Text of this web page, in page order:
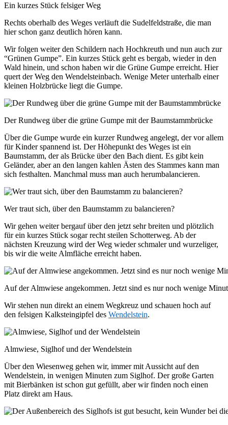
Ein kurzes Stück felsiger Weg
Rechts oberhalb des Weges verläuft die Sudelfeldstraße, die man
hier schon ganz deutlich hören kann.
Wir folgen weiter den Schildern nach Hochkreuth und nun auch zur
“Grünen Gumpe”. Ein kurzes Stück geht es bergab, wieder in den
Wald hinein, und schon haben wir die Grüne Gumpe erreicht. Hier
quert der Weg den Wendelsteinbach. Wenige Meter unterhalb einer
kleinen Holzbrücke liegt die Gumpe.
Der Rundweg über die grüne Gumpe mit der Baumstammbrücke
Über die Gumpe wurde ein kurzer Rundweg angelegt, der vor allem
für Kinder spannend ist. Der Höhepunkt des Weges ist ein
Baumstamm, der als Brücke über den Bach dient. Es gibt kein
Geländer, aber an den langen kahlen Ästen des Stammes kann man
sich festhalten. Manchmal muss man auch herumbalancieren.
Wer traut sich, über den Baumstamm zu balancieren?
Wir gehen weiter bergauf über den jetzt sehr breiten und plötzlich
für ein kurzes Stück sogar recht steilen Schotterweg. Ab der
nächsten Kreuzung wird der Weg wieder schmaler und wurzeliger,
bis wir die weite Almfläche erreicht haben.
Auf der Almwiese angekommen. Jetzt sind es nur noch wenige
Wir stehen nun direkt an einem Wegkreuz und schauen hoch auf
den felsigen Kalksteingipfel des Wendelstein.
Almwiese, Siglhof und der Wendelstein
Über den Wiesenweg gehen wir, immer mit Aussicht auf den
Wendelstein, in wenigen Minuten zum Siglhof. Der große Garten
mit Bierbänken ist schon gut gefüllt, aber wir finden noch einen
Platz direkt am Haus.